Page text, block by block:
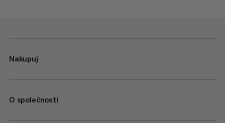
Nakupuj
O společnosti